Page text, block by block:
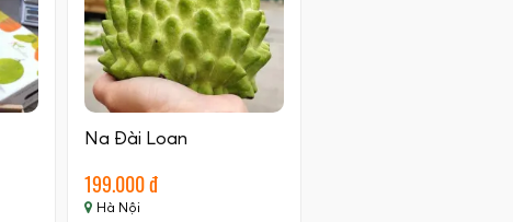
Na Đài Loan
199.000 đ
Hà Nội